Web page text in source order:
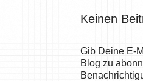
Keinen
Gib Deine E-
Blog zu